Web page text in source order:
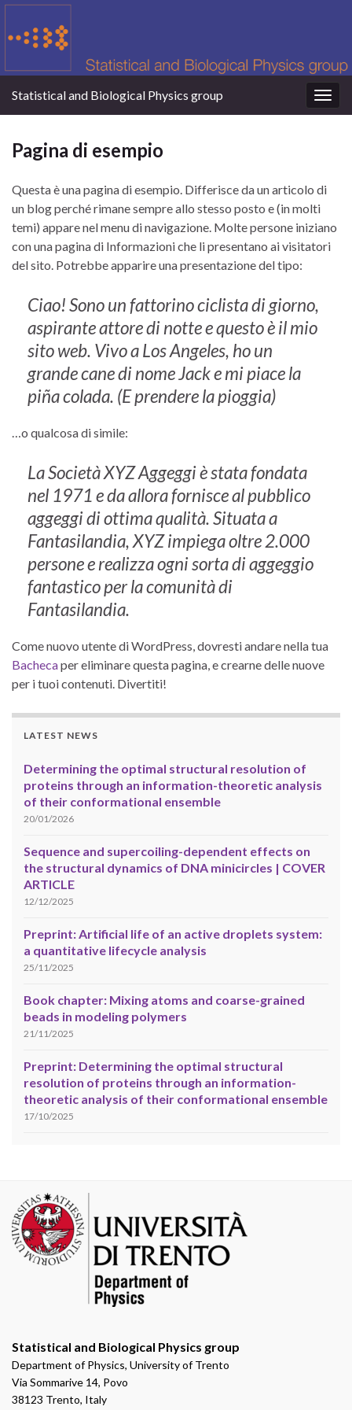
Statistical and Biological Physics group
Pagina di esempio
Questa è una pagina di esempio. Differisce da un articolo di
un blog perché rimane sempre allo stesso posto e (in molti
temi) appare nel menu di navigazione. Molte persone iniziano
con una pagina di Informazioni che li presentano ai visitatori
del sito. Potrebbe apparire una presentazione del tipo:
Ciao! Sono un fattorino ciclista di giorno,
aspirante attore di notte e questo è il mio
sito web. Vivo a Los Angeles, ho un
grande cane di nome Jack e mi piace la
piña colada. (E prendere la pioggia)
…o qualcosa di simile:
La Società XYZ Aggeggi è stata fondata
nel 1971 e da allora fornisce al pubblico
aggeggi di ottima qualità. Situata a
Fantasilandia, XYZ impiega oltre 2.000
persone e realizza ogni sorta di aggeggio
fantastico per la comunità di
Fantasilandia.
Come nuovo utente di WordPress, dovresti andare nella tua
Bachecaper eliminare questa pagina, e crearne delle nuove
per i tuoi contenuti. Divertiti!
LATEST NEWS
Determining the optimal structural resolution of
proteins through an information-theoretic analysis
of their conformational ensemble
20/01/2026
Sequence and supercoiling-dependent effects on
the structural dynamics of DNA minicircles | COVER
ARTICLE
12/12/2025
Preprint: Artificial life of an active droplets system:
a quantitative lifecycle analysis
25/11/2025
Book chapter: Mixing atoms and coarse-grained
beads in modeling polymers
21/11/2025
Preprint: Determining the optimal structural
resolution of proteins through an information-
theoretic analysis of their conformational ensemble
17/10/2025
Statistical and Biological Physics group
Department of Physics, University of Trento
Via Sommarive 14, Povo
38123 Trento, Italy